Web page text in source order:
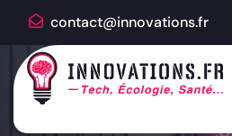
contact@innovations.fr